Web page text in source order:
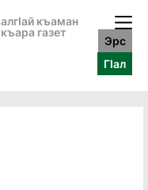
къаман
газет
Эрс
ГӀал